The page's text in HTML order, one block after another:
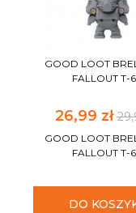
GOOD LOOT
FALLOUT T-
26,99 zł
GOOD LOOT
FALLOUT T-
DO